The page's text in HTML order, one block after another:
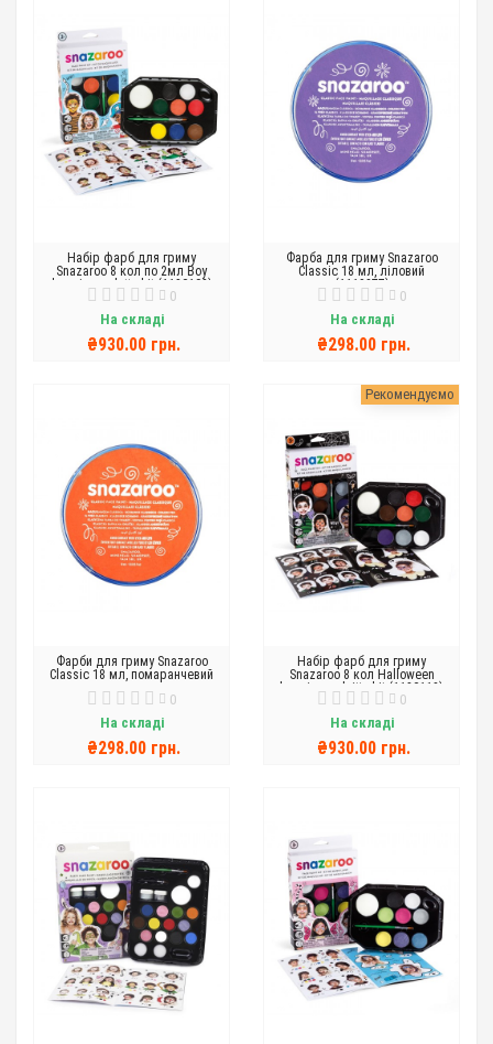
Набір фарб для гриму
Snazaroo 8 кол по 2мл Boy
hanging palette kit (1180103)
0
На складі
₴930.00 грн.
Фарба для гриму Snazaroo
Classic 18 мл, ліловий
(1118877)
0
На складі
₴298.00 грн.
Фарби для гриму Snazaroo
Classic 18 мл, помаранчевий
0
На складі
₴298.00 грн.
Рекомендуємо
Набір фарб для гриму
Snazaroo 8 кол Halloween
hanging paleitte kit (1180118)
0
На складі
₴930.00 грн.